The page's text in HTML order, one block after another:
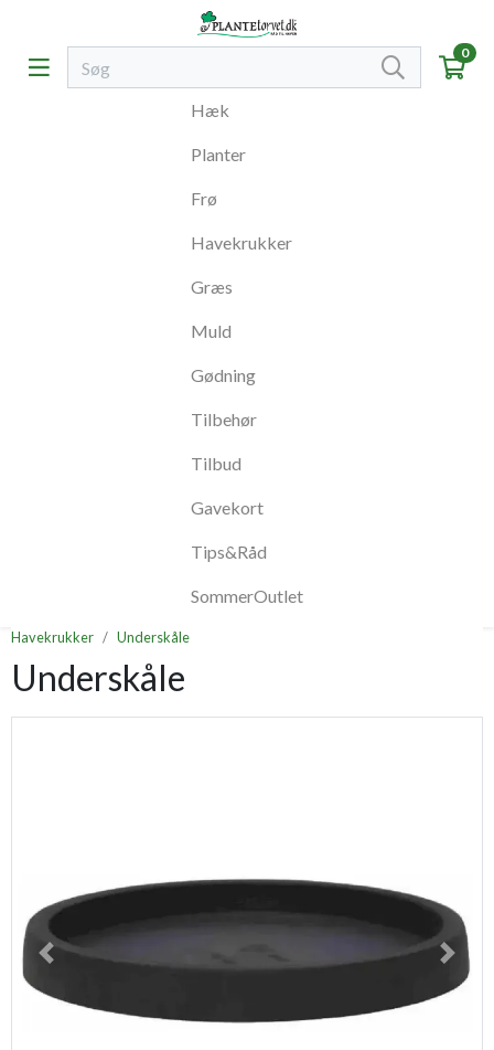
0
Hæk
Planter
Frø
Havekrukker
Græs
Muld
Gødning
Tilbehør
Tilbud
Gavekort
Tips&Råd
SommerOutlet
Havekrukker Underskåle
Underskåle
Previous Next